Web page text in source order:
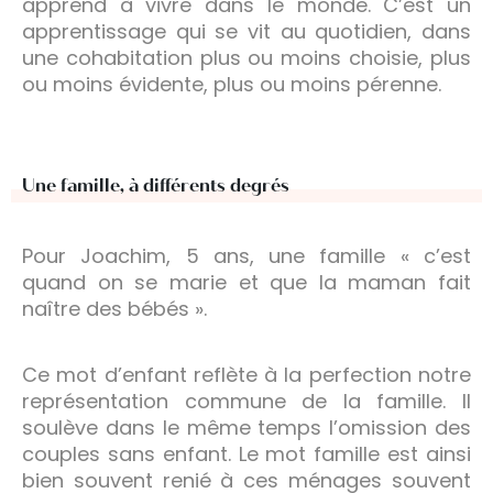
apprentissage qui se vit au quotidien, dans
une cohabitation plus ou moins choisie, plus
ou moins évidente, plus ou moins pérenne.
Une famille, à différents degrés
Pour Joachim, 5 ans, une famille « c’est
quand on se marie et que la maman fait
naître des bébés ».
Ce mot d’enfant reflète à la perfection notre
représentation commune de la famille. Il
soulève dans le même temps l’omission des
couples sans enfant. Le mot famille est ainsi
bien souvent renié à ces ménages souvent